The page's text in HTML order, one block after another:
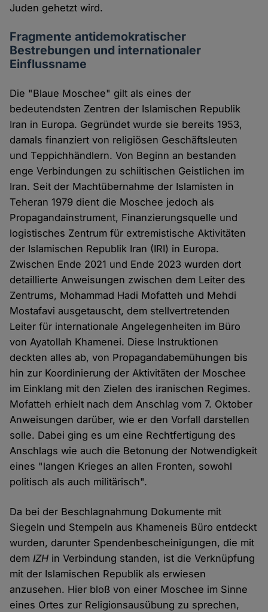
Juden gehetzt wird.
Fragmente antidemokratischer
Bestrebungen und internationaler
Einflussname
Die "Blaue Moschee" gilt als eines der
bedeutendsten Zentren der Islamischen Republik
Iran in Europa. Gegründet wurde sie bereits 1953,
damals finanziert von religiösen Geschäftsleuten
und Teppichhändlern. Von Beginn an bestanden
enge Verbindungen zu schiitischen Geistlichen im
Iran. Seit der Machtübernahme der Islamisten in
Teheran 1979 dient die Moschee jedoch als
Propagandainstrument, Finanzierungsquelle und
logistisches Zentrum für extremistische Aktivitäten
der Islamischen Republik Iran (IRI) in Europa.
Zwischen Ende 2021 und Ende 2023 wurden dort
detaillierte Anweisungen zwischen dem Leiter des
Zentrums, Mohammad Hadi Mofatteh und Mehdi
Mostafavi ausgetauscht, dem stellvertretenden
Leiter für internationale Angelegenheiten im Büro
von Ayatollah Khamenei. Diese Instruktionen
deckten alles ab, von Propagandabemühungen bis
hin zur Koordinierung der Aktivitäten der Moschee
im Einklang mit den Zielen des iranischen Regimes.
Mofatteh erhielt nach dem Anschlag vom 7. Oktober
Anweisungen darüber, wie er den Vorfall darstellen
solle. Dabei ging es um eine Rechtfertigung des
Anschlags wie auch die Betonung der Notwendigkeit
eines "langen Krieges an allen Fronten, sowohl
politisch als auch militärisch".
Da bei der Beschlagnahmung Dokumente mit
Siegeln und Stempeln aus Khameneis Büro entdeckt
wurden, darunter Spendenbescheinigungen, die mit
demIZH in Verbindung standen, ist die Verknüpfung
mit der Islamischen Republik als erwiesen
anzusehen. Hier bloß von einer Moschee im Sinne
eines Ortes zur Religionsausübung zu sprechen,